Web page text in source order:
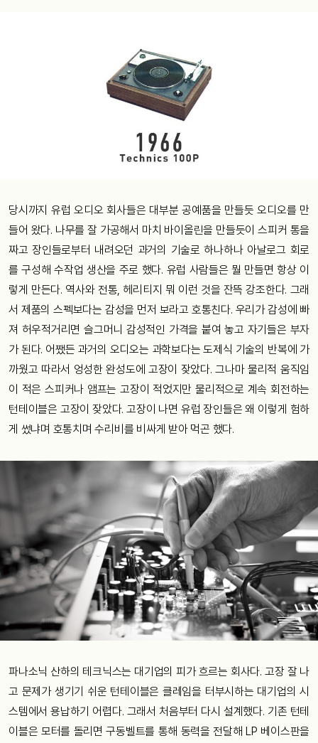
당시까지 유럽 오디오 회사들은 대부분 공예품을 만들듯 오디오를 만
들어 왔다. 나무를 잘 가공해서 마치 바이올린을 만들듯이 스피커 통을
짜고 장인들로부터 내려오던 과거의 기술로 하나하나 아날로그 회로
를 구성해 수작업 생산을 주로 했다. 유럽 사람들은 뭘 만들면 항상 이
렇게 만든다. 역사와 전통, 헤리티지 뭐 이런 것을 잔뜩 강조한다. 그래
서 제품의 스펙보다는 감성을 먼저 보라고 호통친다. 우리가 감성에 빠
져 허우적거리면 슬그머니 감성적인 가격을 붙여 놓고 자기들은 부자
가 된다. 어쨌든 과거의 오디오는 과학보다는 도제식 기술의 반복에 가
까웠고 따라서 엉성한 완성도에 고장이 잦았다.그나마 물리적 움직임
이 적은 스피커나 앰프는 고장이 적었지만 물리적으로 계속 회전하는
턴테이블은 고장이 잦았다.고장이 나면 유럽 장인들은 왜 이렇게 험하
게 썼냐며 호통치며 수리비를 비싸게 받아 먹곤 했다.
파나소닉 산하의 테크닉스는 대기업의 피가 흐르는 회사다. 고장 잘 나
고 문제가 생기기 쉬운 턴테이블은 클레임을 터부시하는 대기업의 시
스템에서 용납하기 어렵다. 그래서 처음부터 다시 설계했다. 기존 턴테
이블은 모터를 돌리면 구동벨트를 통해 동력을 전달해 LP 베이스판을